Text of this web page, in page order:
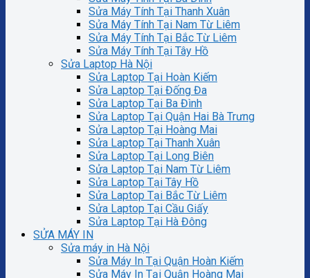
Sửa Máy Tính Tại Thanh Xuân
Sửa Máy Tính Tại Nam Từ Liêm
Sửa Máy Tính Tại Bắc Từ Liêm
Sửa Máy Tính Tại Tây Hồ
Sửa Laptop Hà Nội
Sửa Laptop Tại Hoàn Kiếm
Sửa Laptop Tại Đống Đa
Sửa Laptop Tại Ba Đình
Sửa Laptop Tại Quận Hai Bà Trưng
Sửa Laptop Tại Hoàng Mai
Sửa Laptop Tại Thanh Xuân
Sửa Laptop Tại Long Biên
Sửa Laptop Tại Nam Từ Liêm
Sửa Laptop Tại Tây Hồ
Sửa Laptop Tại Bắc Từ Liêm
Sửa Laptop Tại Cầu Giấy
Sửa Laptop Tại Hà Đông
SỬA MÁY IN
Sửa máy in Hà Nội
Sửa Máy In Tại Quận Hoàn Kiếm
Sửa Máy In Tại Quận Hoàng Mai